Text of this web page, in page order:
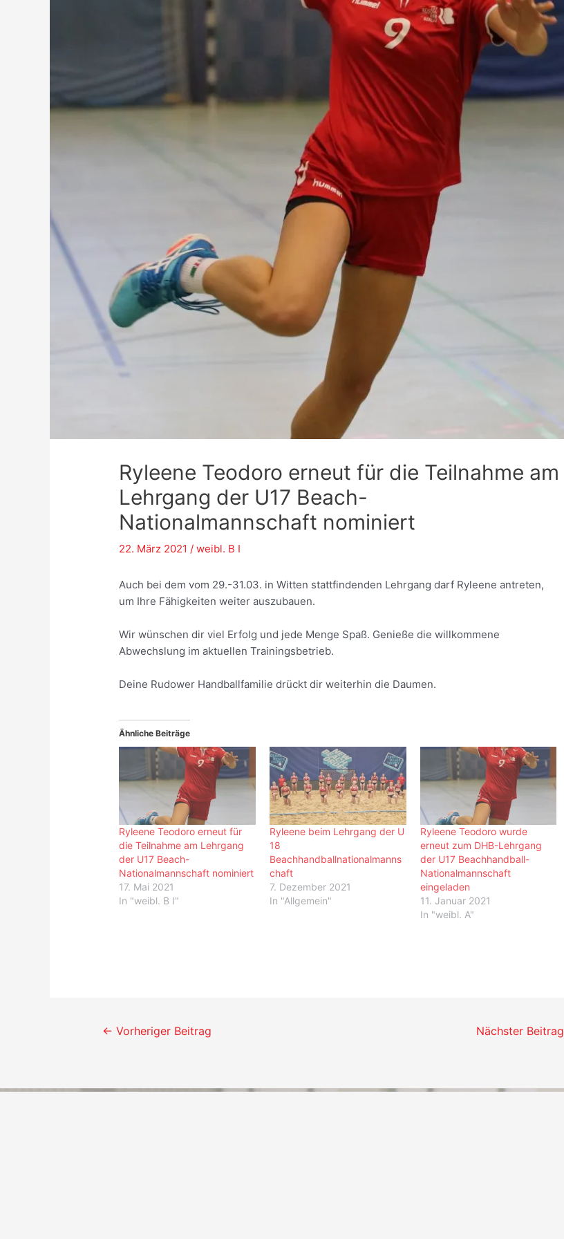
Ryleene Teodoro erneut für die Teilnahme am
Lehrgang der U17 Beach-
Nationalmannschaft nominiert
22. März 2021 /weibl. B I
Auch bei dem vom 29.-31.03. in Witten stattfindenden Lehrgang darf Ryleene antreten,
um Ihre Fähigkeiten weiter auszubauen.
Wir wünschen dir viel Erfolg und jede Menge Spaß. Genieße die willkommene
Abwechslung im aktuellen Trainingsbetrieb.
Deine Rudower Handballfamilie drückt dir weiterhin die Daumen.
Ähnliche Beiträge
Ryleene Teodoro erneut für
die Teilnahme am Lehrgang
der U17 Beach-
Nationalmannschaft nominiert
17. Mai 2021
In "weibl. B I"
Ryleene beim Lehrgang der U
18
Beachhandballnationalmanns
chaft
7. Dezember 2021
In "Allgemein"
Ryleene Teodoro wurde
erneut zum DHB-Lehrgang
der U17 Beachhandball-
Nationalmannschaft
eingeladen
11. Januar 2021
In "weibl. A"
Beitrags-
← Vorheriger Beitrag Nächster Beitrag